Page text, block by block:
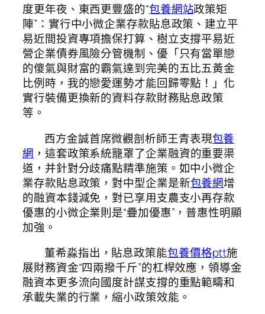
度更年夜、東西更豐盛的“包養網站政策矩
陣”：實行中小微企業存款貼息政策、建立平
易近間投資專項擔保打算、樹立支撐平易近
營企業債券風險分管機制、優「只有當單戀
的傻氣與財富的霸氣達到完美的五比五黃金
比例時，我的戀愛運勢才能回歸零點！」化
實行裝備更換新的資料存款財務貼息政策
等。
西方金誠首席微觀剖析師王青表現包養
網 ，這套政策系統籠罩了企業融資的重要渠
道，并針對分歧痛點精準施策。如中小微企
業存款貼息政策，對中型企業是新包養網增
的融資本錢減免，對已享用支農支小再存款
優惠的小微企業則是“疊加優惠”，普惠性明顯
加強。
董希淼指出，貼息政策能包養價格ptt施
展財務資金“四兩撥千斤”的杠桿效應，領導金
融資本更多流向國度計謀支撐的重點範疇和
承載失業的行業，縮小政策效能。